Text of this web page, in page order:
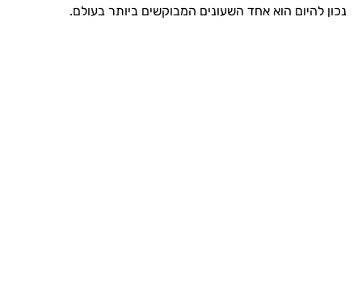
נכון להיום הוא אחד השעונים המבוקשים ביותר בעולם.